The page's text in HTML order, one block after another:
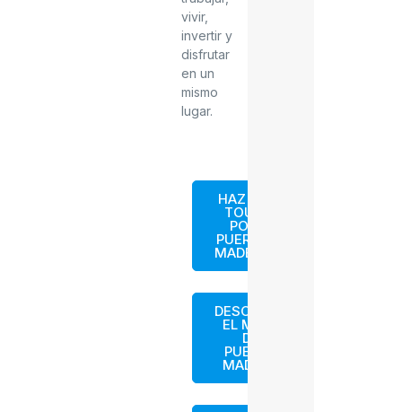
vivir,
invertir y
disfrutar
en un
mismo
lugar.
HAZ UN
TOUR
POR
PUERTO
MADERO
DESCARGA
EL MAPA
DE
PUERTO
MADERO